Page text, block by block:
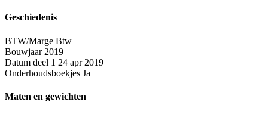
Geschiedenis
BTW/Marge Btw
Bouwjaar 2019
Datum deel 1 24 apr 2019
Onderhoudsboekjes Ja
Maten en gewichten